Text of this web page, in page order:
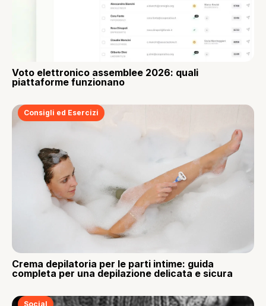
Voto elettronico assemblee 2026: quali
piattaforme funzionano
Consigli ed Esercizi
Crema depilatoria per le parti intime: guida
completa per una depilazione delicata e sicura
Social